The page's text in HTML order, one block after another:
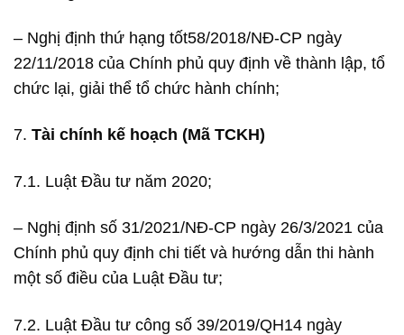
– Nghị định thứ hạng tốt58/2018/NĐ-CP ngày
22/11/2018 của Chính phủ quy định về thành lập, tổ
chức lại, giải thể tổ chức hành chính;
7. Tài chính kế hoạch (Mã TCKH)
7.1. Luật Đầu tư năm 2020;
– Nghị định số 31/2021/NĐ-CP ngày 26/3/2021 của
Chính phủ quy định chi tiết và hướng dẫn thi hành
một số điều của Luật Đầu tư;
7.2. Luật Đầu tư công số 39/2019/QH14 ngày